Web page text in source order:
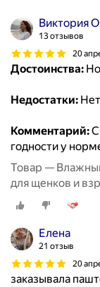
Виктория
13 отзывов
20
Достоинства:
Недостатки: Нет
Комментарий:
годности у
Товар —
для щенков и
Елена
21 отзыв
20
заказывала